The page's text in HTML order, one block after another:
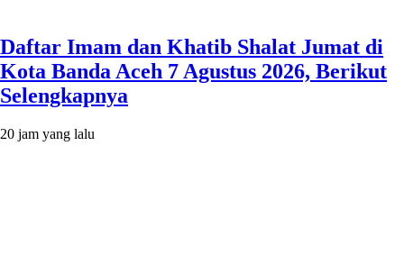
Daftar Imam dan Khatib Shalat Jumat di
Kota Banda Aceh 7 Agustus 2026, Berikut
Selengkapnya
20 jam yang lalu